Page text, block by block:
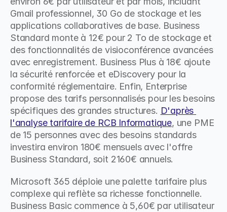
Gmail professionnel, 30 Go de stockage et les
applications collaboratives de base. Business
Standard monte à 12€ pour 2 To de stockage et
des fonctionnalités de visioconférence avancées
avec enregistrement. Business Plus à 18€ ajoute
la sécurité renforcée et eDiscovery pour la
conformité réglementaire. Enfin, Enterprise
propose des tarifs personnalisés pour les besoins
spécifiques des grandes structures. D'après
l'analyse tarifaire de RCB Informatique, une PME
de 15 personnes avec des besoins standards
investira environ 180€ mensuels avec l'offre
Business Standard, soit 2160€ annuels.
Microsoft 365 déploie une palette tarifaire plus
complexe qui reflète sa richesse fonctionnelle.
Business Basic commence à 5,60€ par utilisateur